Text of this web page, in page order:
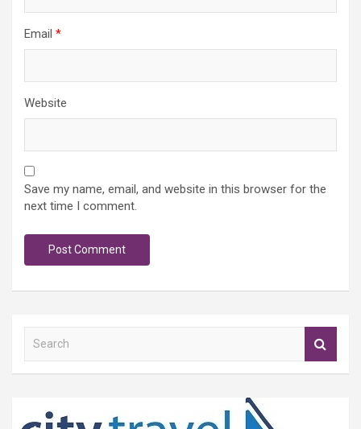
Email *
Website
Save my name, email, and website in this browser for the
next time I comment.
h